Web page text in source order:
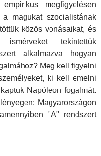
megfigyelésen
magukat szocialistának
közös vonásaikat, és
tekintettük
alkalmazva hogyan
Meg kell figyelni
ki kell emelni
Napóleon fogalmát.
Magyarországon
"A" rendszert